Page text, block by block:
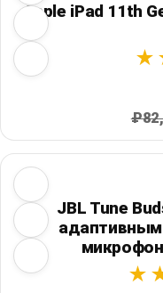
Apple iPad 11th
JBL Tune